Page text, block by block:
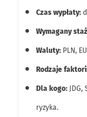
Czas wypłaty:
Wymagany
Waluty: PLN,
Rodzaje
Dla kogo: JDG,
ryzyka.